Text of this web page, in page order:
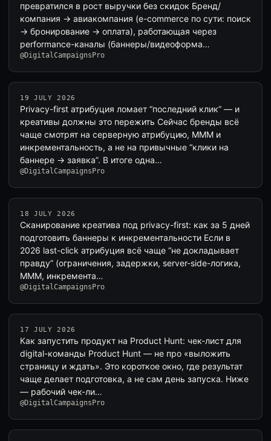
превратился в рост выручки без скидок Бренд/
компания → авиакомпания (e-commerce по сути: поиск
→ бронирование → оплата), работающая через
performance-каналы (баннеры/видеоформа…
@DigitalCampaignsPro
19 JULY 2026
Privacy-first атрибуция ломает “последний клик” — и
креативы должны это пережить Сейчас бренды всё
чаще смотрят на серверную атрибуцию, MMM и
инкрементальность, а не на привычные “клики на
баннере → заявка”. В итоге одна…
@DigitalCampaignsPro
18 JULY 2026
Сканирование креатива под privacy-first: как за 5 дней
подготовить баннеры к инкрементальности Если в
2026 last-click атрибуция всё чаще “не докладывает
правду” (ограничения, задержки, server-side-логика,
MMM, инкремента…
@DigitalCampaignsPro
17 JULY 2026
Как запустить продукт на Product Hunt: чек-лист для
digital-команды Product Hunt — не про «выложить
страницу и ждать». Это короткое окно, где результат
чаще делает подготовка, а не сам день запуска. Ниже
— рабочий чек-ли…
@DigitalCampaignsPro